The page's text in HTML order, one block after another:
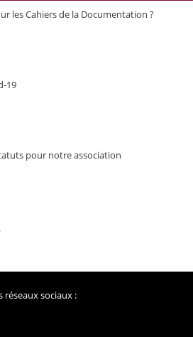
les Cahiers de la Documentation ?
19
pour notre association
réseaux sociaux :